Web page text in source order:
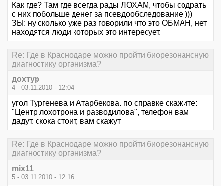
Как где? Там где всегда рады ЛОХАМ, чтобы содрать
с них побольше денег за псевдообследование!)))
ЗЫ: ну сколько уже раз говорили что это ОБМАН, нет
находятся люди которых это интересует.
Re: Где в Краснодаре можно пройти биорезонансную
диагностику организма?
дохтур
4 - 03.11.2010 - 12:04
угол Тургенева и Атарбекова. по справке скажите:
"Центр лохотрона и разводилова", телефон вам
дадут. скока стоит, вам скажут
Re: Где в Краснодаре можно пройти биорезонансную
диагностику организма?
mix11
5 - 03.11.2010 - 12:16